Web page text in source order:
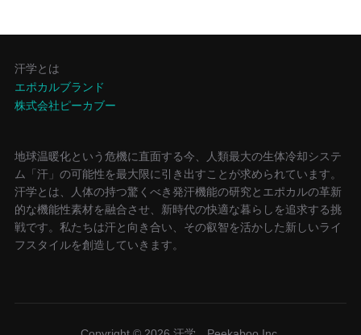
汗学とは
エポカルブランド
株式会社ピーカブー
地球温暖化という危機に直面する今、人類最大の生体冷却システ
ム「汗」の可能性を最大限に引き出すことが求められています。
汗学とは、人体の持つ驚くべき発汗機能の研究とエポカルの革新
的な機能性素材を融合させ、新時代の快適な暮らしを追求する挑
戦です。私たちは汗と向き合い、その叡智を活かした新しいライ
フスタイルを創造していきます。